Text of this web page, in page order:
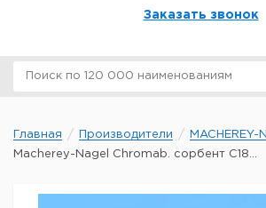
Заказать звонок
Главная Производители
MACHEREY-
Macherey-Nagel Chromab. сорбент C18...